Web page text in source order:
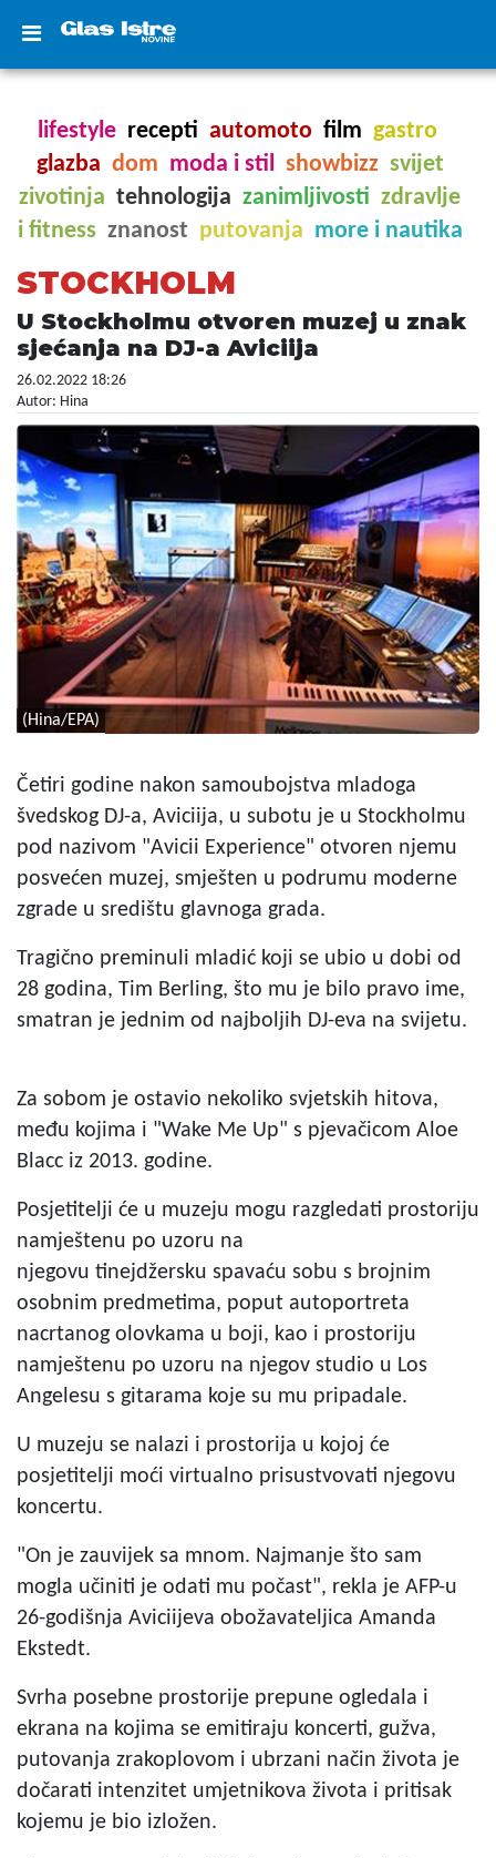
lifestyle recepti automoto film gastro
glazba dom moda i stil showbizz svijet
zivotinja tehnologija zanimljivosti zdravlje
i fitness znanost putovanja more i nautika
STOCKHOLM
U Stockholmu otvoren muzej u znak
sjećanja na DJ-a Aviciija
26.02.2022 18:26
Autor: Hina
(Hina/EPA)
Četiri godine nakon samoubojstva mladoga
švedskog DJ-a, Aviciija, u subotu je u Stockholmu
pod nazivom "Avicii Experience" otvoren njemu
posvećen muzej, smješten u podrumu moderne
zgrade u središtu glavnoga grada.
Tragično preminuli mladić koji se ubio u dobi od
28 godina, Tim Berling, što mu je bilo pravo ime,
smatran je jednim od najboljih DJ-eva na svijetu.
Za sobom je ostavio nekoliko svjetskih hitova,
među kojima i "Wake Me Up" s pjevačicom Aloe
Blacc iz 2013. godine.
Posjetitelji će u muzeju mogu razgledati prostoriju
namještenu po uzoru na
njegovu tinejdžersku spavaću sobu s brojnim
osobnim predmetima, poput autoportreta
nacrtanog olovkama u boji, kao i prostoriju
namještenu po uzoru na njegov studio u Los
Angelesu s gitarama koje su mu pripadale.
U muzeju se nalazi i prostorija u kojoj će
posjetitelji moći virtualno prisustvovati njegovu
koncertu.
"On je zauvijek sa mnom. Najmanje što sam
mogla učiniti je odati mu počast", rekla je AFP-u
26-godišnja Aviciijeva obožavateljica Amanda
Ekstedt.
Svrha posebne prostorije prepune ogledala i
ekrana na kojima se emitiraju koncerti, gužva,
putovanja zrakoplovom i ubrzani način života je
dočarati intenzitet umjetnikova života i pritisak
kojemu je bio izložen.